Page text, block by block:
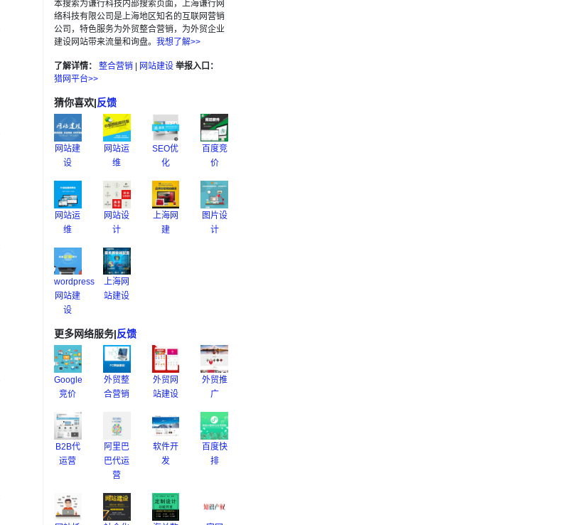
本搜索为谦行科技内部搜索页面，上海谦行网
络科技有限公司是上海地区知名的互联网营销
公司，特色服务为外贸整合营销，为外贸企业
建设网站带来流量和询盘。 我想了解>>
了解详情： 整合营销 网站建设 举报入口：
猎网平台>>
猜你喜欢|反馈
网站建
设
网站运
维
SEO优
化
百度竞
价
网站运
维
网站设
计
上海网
建
图片设
计
wordpress
网站建
设
上海网
站建设
更多网络服务|反馈
Google
竞价
外贸整
合营销
外贸网
站建设
外贸推
广
B2B代
运营
阿里巴
巴代运
营
软件开
发
百度快
排